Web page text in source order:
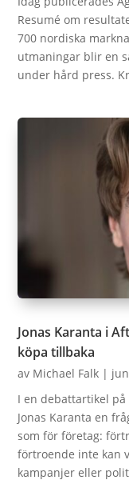
Resumé om
700 nordiska
utmaningar blir en
under hård press.
Jonas Karanta i
köpa tillbaka
av Michael Falk |
I en debattartikel på
Jonas Karanta en
som för företag:
förtroende inte kan
kampanjer eller